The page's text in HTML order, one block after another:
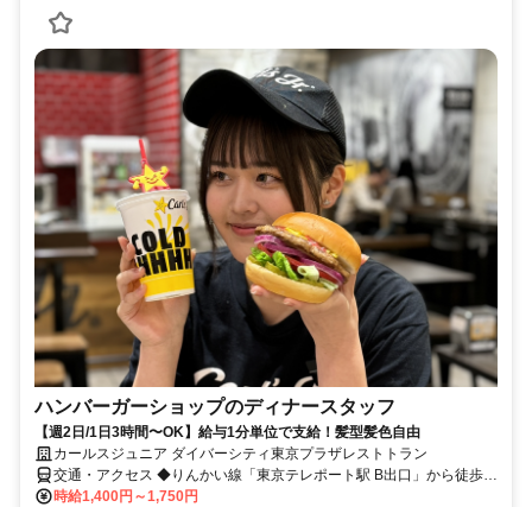
ハンバーガーショップのディナースタッフ
【週2日/1日3時間〜OK】給与1分単位で支給！髪型髪色自由
カールスジュニア ダイバーシティ東京プラザレストトラン
交通・アクセス ◆りんかい線「東京テレポート駅 B出口」から徒歩5
分 ◆ゆりかもめ「台場駅」から徒歩5分
時給1,400円～1,750円